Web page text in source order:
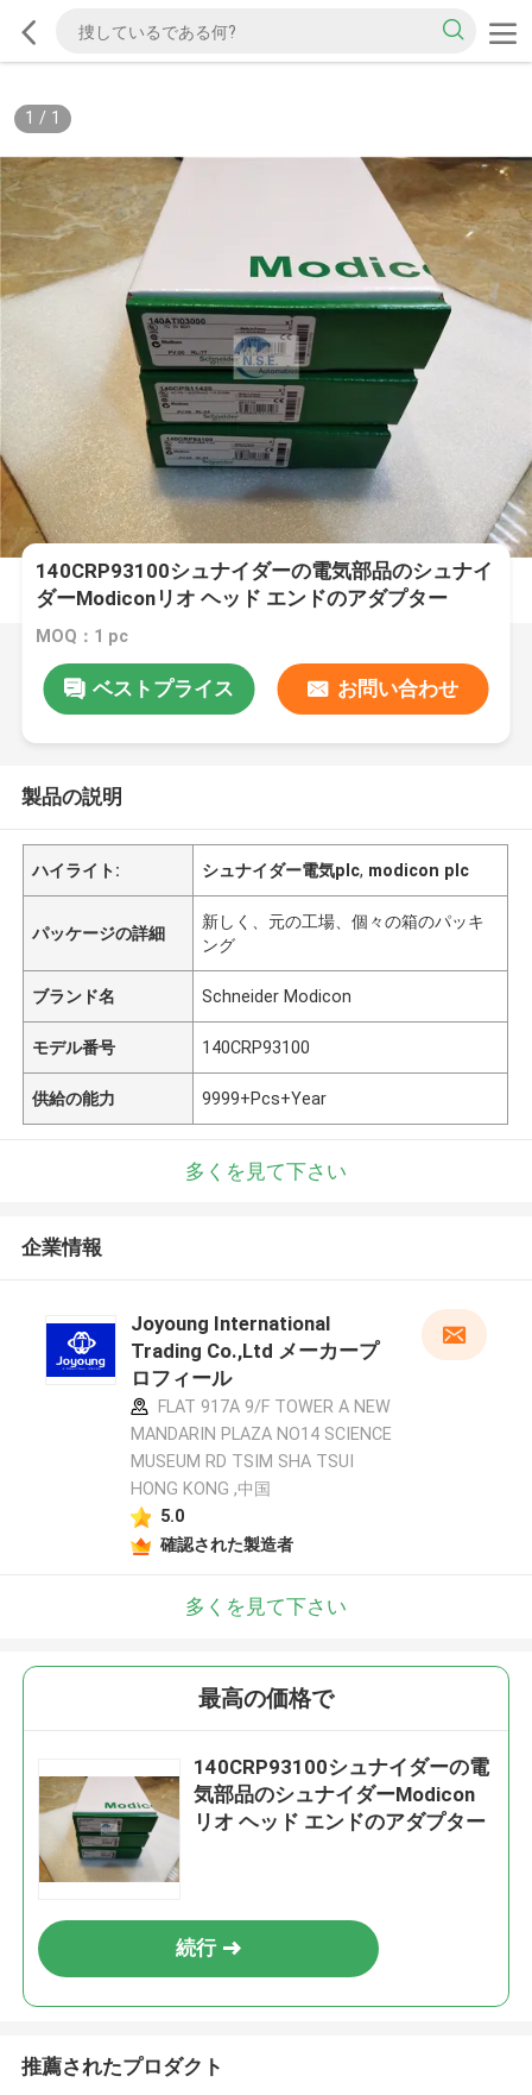
1 / 1
140CRP93100シュナイダーの電気部品のシュナイ
ダーModiconリオ ヘッド エンドのアダプター
MOQ：1 pc
ベストプライス お問い合わせ
製品の説明
ハイライト: シュナイダー電気plc, modicon plc
パッケージの詳細
新しく、元の工場、個々の箱のパッキ
ング
ブランド名 Schneider Modicon
モデル番号 140CRP93100
供給の能力 9999+Pcs+Year
多くを見て下さい
企業情報
Joyoung International
Trading Co.,Ltd メーカープ
ロフィール
FLAT 917A 9/F TOWER A NEW
MANDARIN PLAZA NO14 SCIENCE
MUSEUM RD TSIM SHA TSUI
HONG KONG ,中国
5.0
確認された製造者
多くを見て下さい
最高の価格で
140CRP93100シュナイダーの電
気部品のシュナイダーModicon
リオ ヘッド エンドのアダプター
続行
推薦されたプロダクト